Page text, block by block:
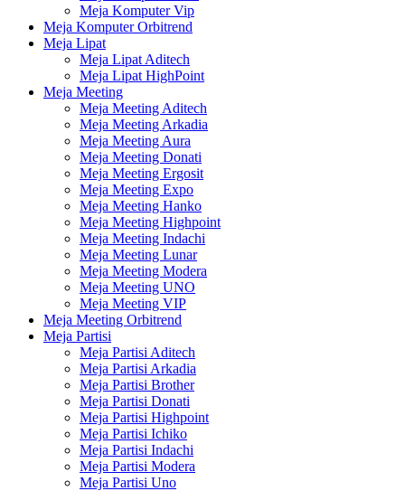
Meja Komputer Vip
Meja Komputer Orbitrend
Meja Lipat
Meja Lipat Aditech
Meja Lipat HighPoint
Meja Meeting
Meja Meeting Aditech
Meja Meeting Arkadia
Meja Meeting Aura
Meja Meeting Donati
Meja Meeting Ergosit
Meja Meeting Expo
Meja Meeting Hanko
Meja Meeting Highpoint
Meja Meeting Indachi
Meja Meeting Lunar
Meja Meeting Modera
Meja Meeting UNO
Meja Meeting VIP
Meja Meeting Orbitrend
Meja Partisi
Meja Partisi Aditech
Meja Partisi Arkadia
Meja Partisi Brother
Meja Partisi Donati
Meja Partisi Highpoint
Meja Partisi Ichiko
Meja Partisi Indachi
Meja Partisi Modera
Meja Partisi Uno